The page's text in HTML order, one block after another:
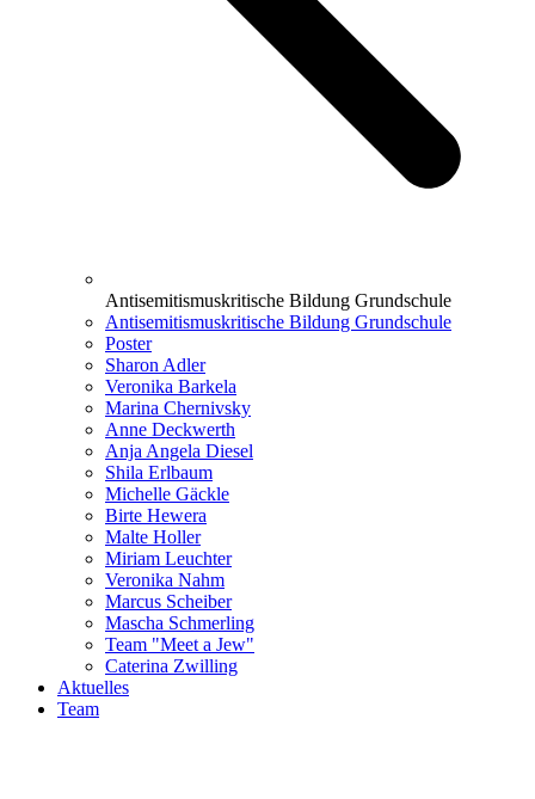
Antisemitismuskritische Bildung Grundschule
Antisemitismuskritische Bildung Grundschule
Poster
Sharon Adler
Veronika Barkela
Marina Chernivsky
Anne Deckwerth
Anja Angela Diesel
Shila Erlbaum
Michelle Gäckle
Birte Hewera
Malte Holler
Miriam Leuchter
Veronika Nahm
Marcus Scheiber
Mascha Schmerling
Team "Meet a Jew"
Caterina Zwilling
Aktuelles
Team